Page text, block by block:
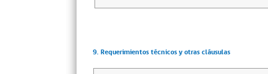
9. Requerimientos técnicos y otras cláusulas